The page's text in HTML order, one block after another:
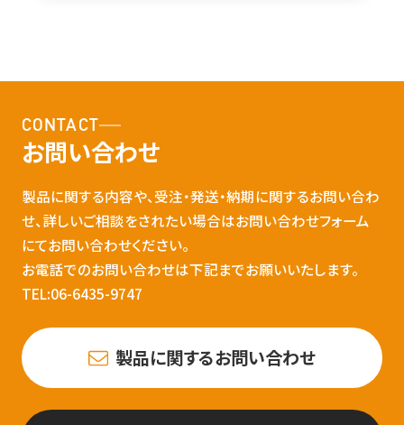
CONTACT
お問い合わせ
製品に関する内容や、受注・発送・納期に関するお問い合わ
せ、詳しいご相談をされたい場合はお問い合わせフォーム
にてお問い合わせください。
お電話でのお問い合わせは下記までお願いいたします。
TEL:06-6435-9747
製品に関するお問い合わせ